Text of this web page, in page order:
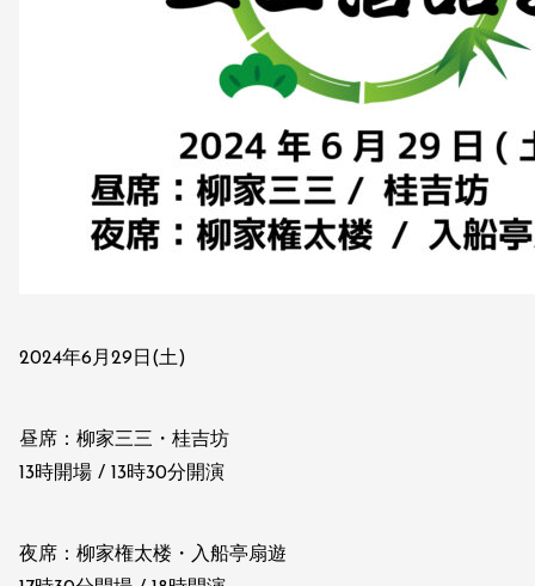
2024年6月29日(土)
昼席：柳家三三・桂吉坊
13時開場 / 13時30分開演
夜席：柳家権太楼・入船亭扇遊